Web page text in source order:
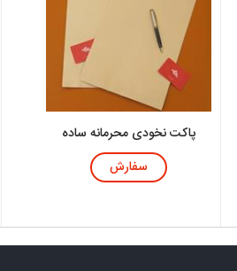
پاکت نخودی محرمانه ساده
سفارش